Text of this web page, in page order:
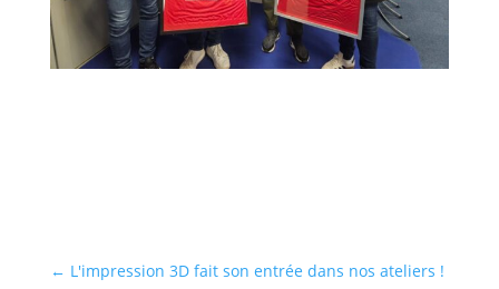
← L'impression 3D fait son entrée dans nos ateliers !